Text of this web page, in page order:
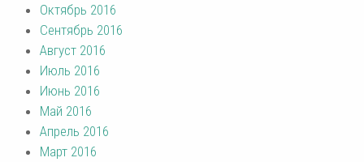
Октябрь 2016
Сентябрь 2016
Август 2016
Июль 2016
Июнь 2016
Май 2016
Апрель 2016
Март 2016